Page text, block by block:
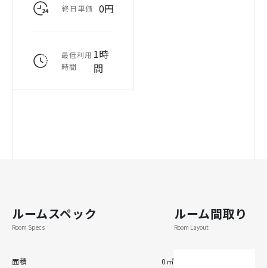
終日単価 0円
最低利用
時間
1時
間
ルームスペック
Room Specs
面積 0㎡
ルーム間取り
Room Layout